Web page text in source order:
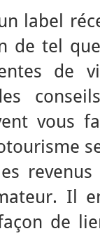
label
de tel
de
vous
Il
de